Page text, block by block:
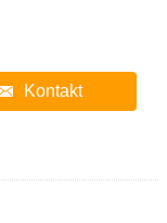
Kontakt